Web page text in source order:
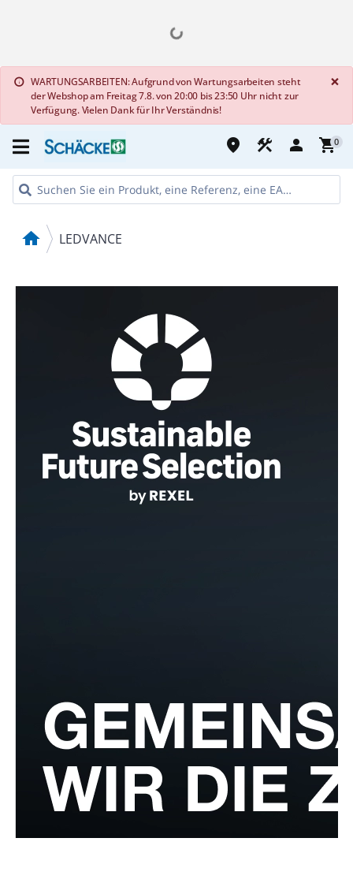
info WARTUNGSARBEITEN: Aufgrund von Wartungsarbeiten steht
der Webshop am Freitag 7.8. von 20:00 bis 23:50 Uhr nicht zur
Verfügung. Vielen Dank für Ihr Verständnis!
×
place construction person shopping_cart0
home LEDVANCE